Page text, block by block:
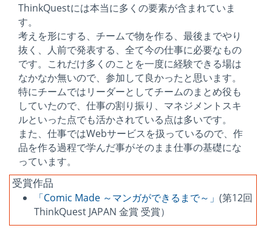
ThinkQuestには本当に多くの要素が含まれていま
す。
考えを形にする、チームで物を作る、最後までやり
抜く、人前で発表する、全て今の仕事に必要なもの
です。これだけ多くのことを一度に経験できる場は
なかなか無いので、参加して良かったと思います。
特にチームではリーダーとしてチームのまとめ役も
していたので、仕事の割り振り、マネジメントスキ
ルといった点でも活かされている点は多いです。
また、仕事ではWebサービスを扱っているので、作
品を作る過程で学んだ事がそのまま仕事の基礎にな
っています。
受賞作品
「Comic Made ～マンガができるまで～」 (第12回
ThinkQuest JAPAN 金賞 受賞）